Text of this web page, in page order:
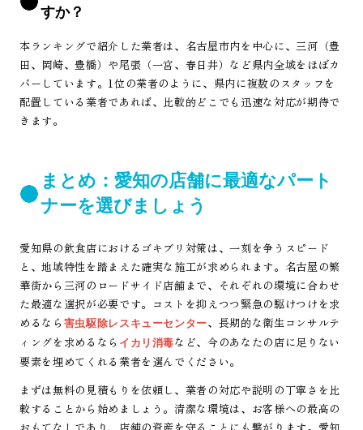
すか？
本ランキングで紹介した業者は、名古屋市内を中心に、三河（豊
田、岡崎、豊橋）や尾張（一宮、春日井）など県内全域をほぼカ
バーしています。1位の業者のように、県内に複数のスタッフを
配置している業者であれば、比較的どこでも迅速な対応が期待で
きます。
まとめ：愛知の店舗に最適なパート
ナーを選びましょう
愛知県の飲食店におけるゴキブリ対策は、一刻を争うスピード
と、地域特性を踏まえた確実な施工が求められます。名古屋の繁
華街から三河のロードサイド店舗まで、それぞれの環境に合わせ
た最適な選択が必要です。コストを抑えつつ緊急の駆けつけを求
めるなら 害虫駆除レスキューセンター、長期的な衛生コンサルテ
ィングを求めるなら イカリ消毒など、今のあなたの店に足りない
要素を埋めてくれる業者を選んでください。
まずは無料の見積もりを依頼し、業者の対応や説明の丁寧さを比
較することから始めましょう。清潔な環境は、お客様への最高の